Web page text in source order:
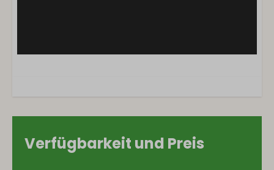
Bettzeug
Verfügbarkeit und Preis